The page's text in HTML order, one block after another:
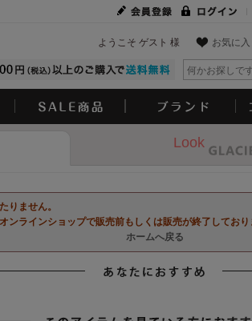
お気に入
ようこそ ゲスト 様
Look
りません。
ンラインショップで販売前もしくは販売が終了しており
ホームへ戻る